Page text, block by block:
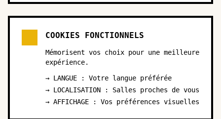
COOKIES FONCTIONNELS
Mémorisent vos choix pour une meilleure
expérience.
→ LANGUE : Votre langue préférée
→ LOCALISATION : Salles proches de vous
→ AFFICHAGE : Vos préférences visuelles